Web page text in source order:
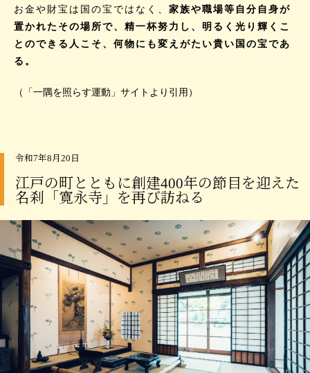
ニュース & トピックス
サイトポリシー
お金や財宝は国の宝ではなく、家族や職場等自分自身が
置かれたその場所で、精一杯努力し、明るく光り輝くこ
とのできる人こそ、何物にも変えがたい貴い国の宝であ
る。
（「一隅を照らす運動」サイトより引用）
令和7年8月20日
江戸の町とともに創建400年の節目を迎えた
名刹「寛永寺」を再び訪ねる